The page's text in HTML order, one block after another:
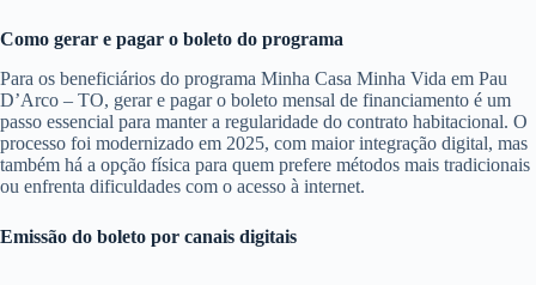
Como gerar e pagar o boleto do programa
Para os beneficiários do programa Minha Casa Minha Vida em Pau
D’Arco – TO, gerar e pagar o boleto mensal de financiamento é um
passo essencial para manter a regularidade do contrato habitacional. O
processo foi modernizado em 2025, com maior integração digital, mas
também há a opção física para quem prefere métodos mais tradicionais
ou enfrenta dificuldades com o acesso à internet.
Emissão do boleto por canais digitais